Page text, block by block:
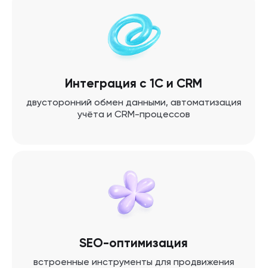
Интеграция с 1С и CRM
двусторонний обмен данными, автоматизация
учёта и CRM-процессов
SEO-оптимизация
встроенные инструменты для продвижения